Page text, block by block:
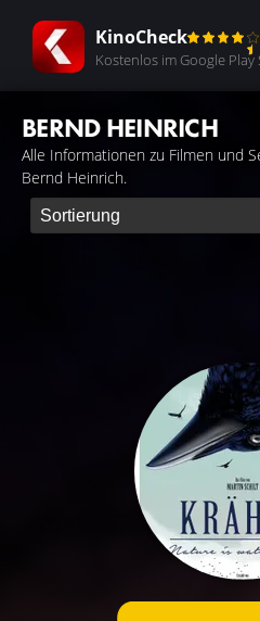
KinoCheck
Kostenlos im Google Play
BERND HEINRICH
Alle Informationen zu Filmen und
Bernd Heinrich.